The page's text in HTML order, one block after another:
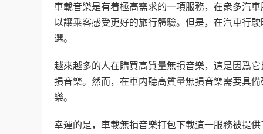
車載音樂是有着極高需求的一項服務，在衆多汽
以讓乘客感受更好的旅行體驗。但是，在汽車行
選。
越來越多的人在購買高質量無損音樂，這是因爲
損音樂。然而，在車内聽高質量無損音樂需要具
樂。
幸運的是，車載無損音樂打包下載這一服務被提